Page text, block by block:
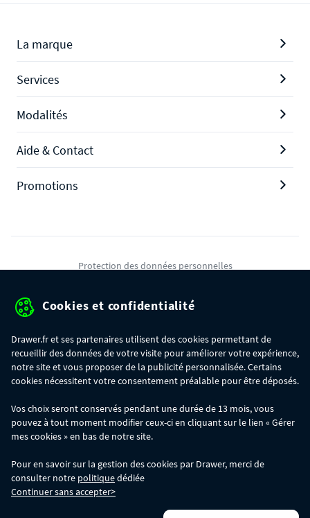
La marque
Services
Modalités
Aide & Contact
Promotions
Protection des données personnelles
Gérer mes cookies
commande :
- 30€ sur votre commande dès 300€ d'achat, avec le code BIKINI30
- 50€ sur votre commande dès 500€ d'achat, avec le code BIKINI50
Les codes BIKINI30, BIKINI50 et BIKINI100 ne sont valables que sur
www.drawer.fr; ils ne sont pas cumulables entre eux, ni avec d'autres codes
promotionnels. La remise se calculera automatiquement dans votre panier
lors de la saisie du code adéquat.
Cookies et confidentialité
Drawer.fr et ses partenaires utilisent des cookies permettant de
recueillir des données de votre visite pour améliorer votre expérience,
notre site et vous proposer de la publicité personnalisée. Certains
cookies nécessitent votre consentement préalable pour être déposés.
Vos choix seront conservés pendant une durée de 13 mois, vous
pouvez à tout moment modifier ceux-ci en cliquant sur le lien « Gérer
mes cookies » en bas de notre site.
Pour en savoir sur la gestion des cookies par Drawer, merci de
consulter notre politiquedédiée
Continuer sans accepter>